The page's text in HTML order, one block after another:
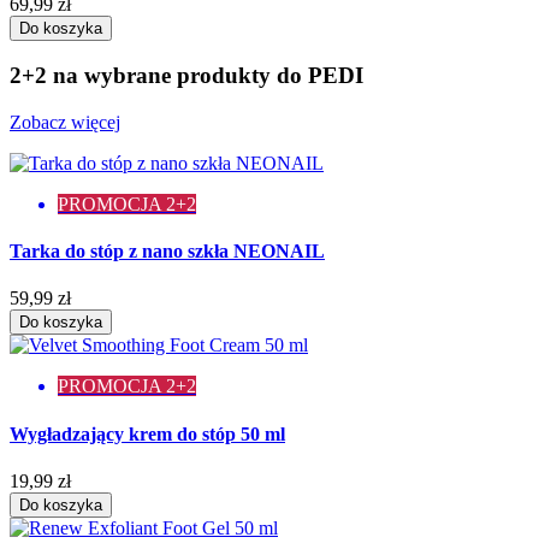
Do koszyka
2+2 na wybrane produkty do PEDI
Zobacz więcej
PROMOCJA 2+2
Tarka do stóp z nano szkła NEONAIL
59,99 zł
Do koszyka
PROMOCJA 2+2
Wygładzający krem do stóp 50 ml
19,99 zł
Do koszyka